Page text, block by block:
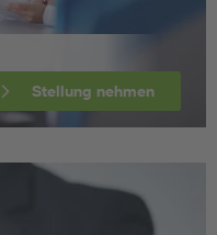
Stellung nehmen